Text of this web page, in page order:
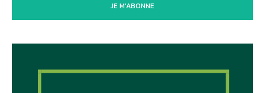
JE M'ABONNE